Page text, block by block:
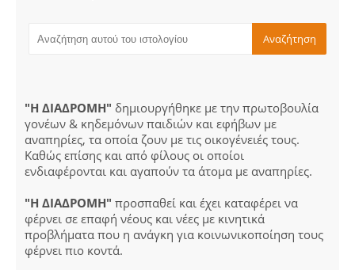
"Η ΔΙΑΔΡΟΜΗ" δημιουργήθηκε με την πρωτοβουλία
γονέων & κηδεμόνων παιδιών και εφήβων με
αναπηρίες, τα οποία ζουν με τις οικογένειές τους.
Καθώς επίσης και από φίλους οι οποίοι
ενδιαφέρονται και αγαπούν τα άτομα με αναπηρίες.
"Η ΔΙΑΔΡΟΜΗ" προσπαθεί και έχει καταφέρει να
φέρνει σε επαφή νέους και νέες με κινητικά
προβλήματα που η ανάγκη για κοινωνικοποίηση τους
φέρνει πιο κοντά.